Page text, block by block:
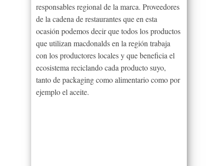
responsables regional de la marca. Proveedores
de la cadena de restaurantes que en esta
ocasión podemos decir que todos los productos
que utilizan macdonalds en la región trabaja
con los productores locales y que beneficia el
ecosistema reciclando cada producto suyo,
tanto depackagingcomo alimentario como por
ejemplo el aceite.